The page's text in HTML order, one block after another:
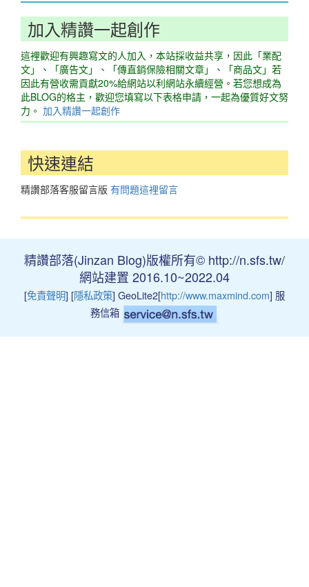
加入精讚一起創作
這裡歡迎有興趣寫文的人加入，本站採收益共享，因此「業配
文」、「廣告文」、「傳直銷保險相關文章」、「商品文」若
因此有營收需貢獻20%給網站以利網站永續經營。若您想成為
此BLOG的格主，歡迎您填寫以下表格申請，一起為優質好文努
力。 加入精讚一起創作
快速連結
精讚部落客服留言版 有問題這裡留言
精讚部落(Jinzan Blog)版權所有© http://n.sfs.tw/
網站建置 2016.10~2022.04
[免責聲明] [隱私政策] GeoLite2[http://www.maxmind.com] 服
務信箱